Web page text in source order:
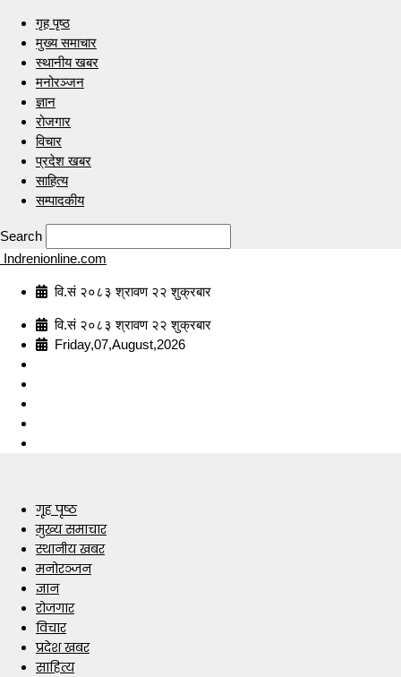
गृह पृष्ठ
मुख्य समाचार
स्थानीय खबर
मनोरञ्जन
ज्ञान
रोजगार
विचार
प्रदेश खबर
साहित्य
सम्पादकीय
Search
Indrenionline.com
वि.सं २०८३ श्रावण २२ शुक्रबार
वि.सं २०८३ श्रावण २२ शुक्रबार
Friday,07,August,2026
गृह पृष्ठ
मुख्य समाचार
स्थानीय खबर
मनोरञ्जन
ज्ञान
रोजगार
विचार
प्रदेश खबर
साहित्य